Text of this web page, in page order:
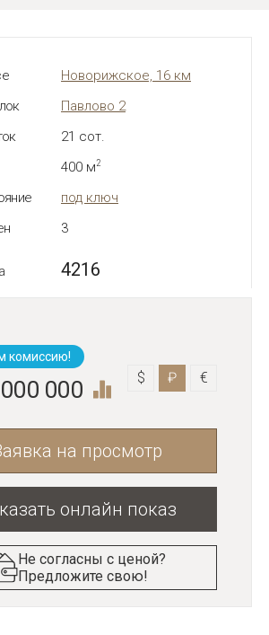
Новорижское, 16 км
Павлово 2
21 сот.
400 м2
под ключ
3
4216
комиссию!
000 $ ₽ €
на просмотр
онлайн показ
Не согласны с ценой?
Предложите свою!